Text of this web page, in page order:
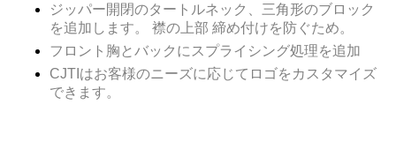
ジッパー開閉のタートルネック、三角形のブロック
を追加します。 襟の上部 締め付けを防ぐため。
フロント胸とバックにスプライシング処理を追加
CJTIはお客様のニーズに応じてロゴをカスタマイズ
できます。